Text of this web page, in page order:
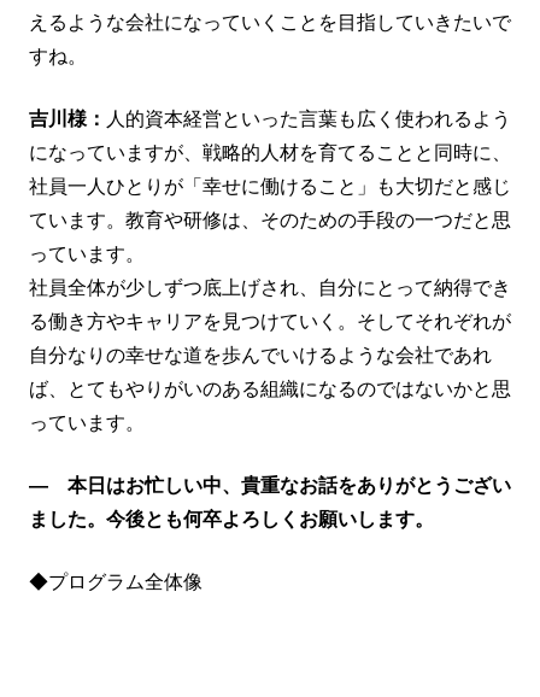
えるような会社になっていくことを目指していきたいで
すね。
吉川様： 人的資本経営といった言葉も広く使われるよう
になっていますが、戦略的人材を育てることと同時に、
社員一人ひとりが「幸せに働けること」も大切だと感じ
ています。教育や研修は、そのための手段の一つだと思
っています。
社員全体が少しずつ底上げされ、自分にとって納得でき
る働き方やキャリアを見つけていく。そしてそれぞれが
自分なりの幸せな道を歩んでいけるような会社であれ
ば、とてもやりがいのある組織になるのではないかと思
っています。
― 本日はお忙しい中、貴重なお話をありがとうござい
ました。今後とも何卒よろしくお願いします。
◆プログラム全体像